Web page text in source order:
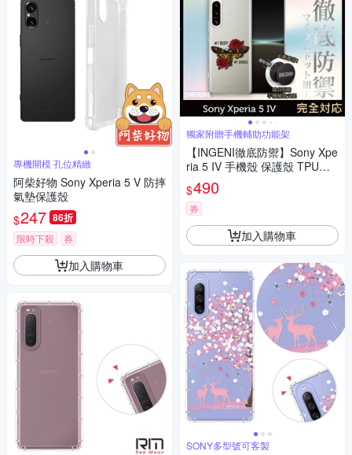
專機開模 孔位精緻
阿柴好物 Sony Xperia 5 V 防摔
氣墊保護殼
$247 86折
限時下殺 券
加入購物車
獨家附贈手機輔助功能架
【INGENI徹底防禦】Sony Xpe
ria 5 IV 手機殼 保護殼 TPU全
軟式 設計師彩繪手機殼-My BO
DY MY CHOICE
$490
券
加入購物車
SONY多型號可客製